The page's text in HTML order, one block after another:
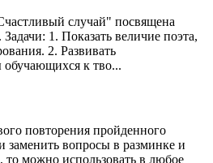
случай" посвящена
1. Показать величие поэта,
2. Развивать
обучающихся к тво...
повторения пройденного
заменить вопросы в разминке и
то можно использовать в любое